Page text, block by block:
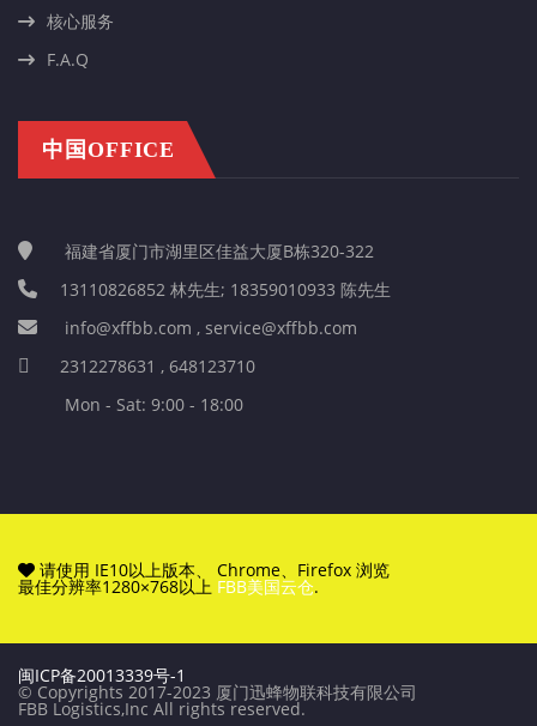
核心服务
F.A.Q
中国OFFICE
福建省厦门市湖里区佳益大厦B栋320-322
13110826852 林先生; 18359010933 陈先生
info@xffbb.com , service@xffbb.com
2312278631 , 648123710
Mon - Sat: 9:00 - 18:00
请使用 IE10以上版本、 Chrome、Firefox 浏览
最佳分辨率1280×768以上 FBB美国云仓.
闽ICP备20013339号-1
© Copyrights 2017-2023 厦门迅蜂物联科技有限公司
FBB Logistics,Inc All rights reserved.